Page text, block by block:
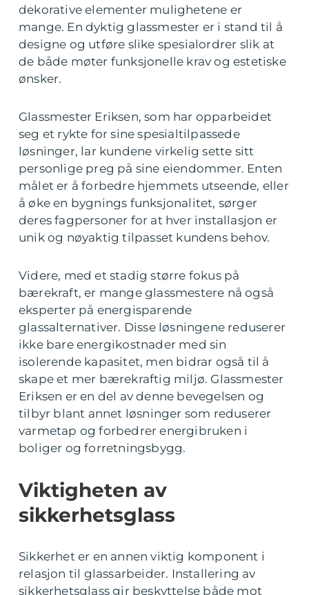
dekorative elementer mulighetene er
mange. En dyktig glassmester er i stand til å
designe og utføre slike spesialordrer slik at
de både møter funksjonelle krav og estetiske
ønsker.
Glassmester Eriksen, som har opparbeidet
seg et rykte for sine spesialtilpassede
løsninger, lar kundene virkelig sette sitt
personlige preg på sine eiendommer. Enten
målet er å forbedre hjemmets utseende, eller
å øke en bygnings funksjonalitet, sørger
deres fagpersoner for at hver installasjon er
unik og nøyaktig tilpasset kundens behov.
Videre, med et stadig større fokus på
bærekraft, er mange glassmestere nå også
eksperter på energisparende
glassalternativer. Disse løsningene reduserer
ikke bare energikostnader med sin
isolerende kapasitet, men bidrar også til å
skape et mer bærekraftig miljø. Glassmester
Eriksen er en del av denne bevegelsen og
tilbyr blant annet løsninger som reduserer
varmetap og forbedrer energibruken i
boliger og forretningsbygg.
Viktigheten av
sikkerhetsglass
Sikkerhet er en annen viktig komponent i
relasjon til glassarbeider. Installering av
sikkerhetsglass gir beskyttelse både mot